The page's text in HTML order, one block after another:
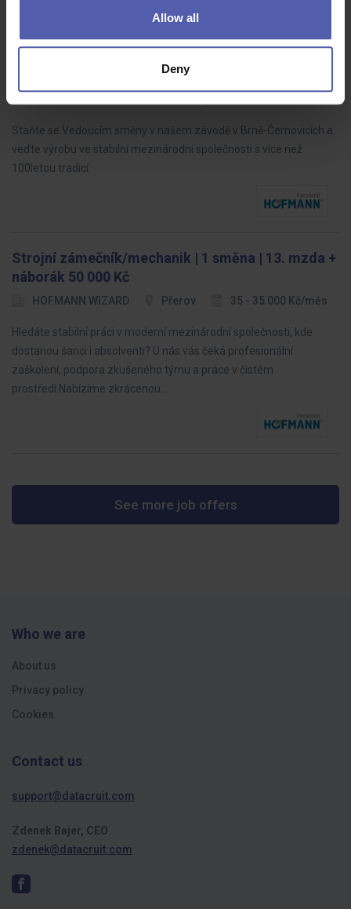
Allow all
Deny
Staňte se Vedoucím směny v našem závodě v Brně-Černovicích a
veďte výrobu ve stabilní mezinárodní společnosti s více než
100letou tradicí.
Strojní zámečník/mechanik | 1 směna | 13. mzda +
náborák 50 000 Kč
HOFMANN WIZARD Přerov 35 - 35 000 Kč/měs
Hledáte stabilní práci v moderní mezinárodní společnosti, kde
dostanou šanci i absolventi? U nás vás čeká profesionální
zaškolení, podpora zkušeného týmu a práce v čistém
prostředí.Nabízíme zkrácenou…
See more job offers
Who we are
About us
Privacy policy
Cookies
Contact us
support@datacruit.com
Zdenek Bajer, CEO
zdenek@datacruit.com